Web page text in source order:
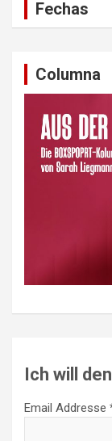
Fechas
Columna
Ich will
Email Addresse